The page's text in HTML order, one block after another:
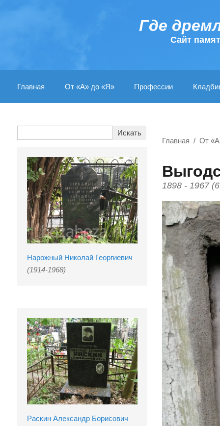
Где
Cайт
Главная От «А» до «Я» Профессии
Нарожный Николай Георгиевич
(1914-1968)
Раскин Александр Борисович
Главная От
1898 - 1967